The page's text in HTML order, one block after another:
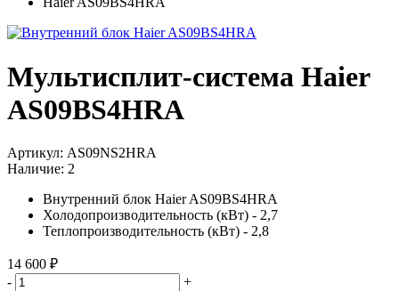
Мультисплит-система Haier
AS09BS4HRA
Артикул: AS09NS2HRA
Наличие: 2
Внутренний блок Haier AS09BS4HRA
Холодопроизводительность (кВт) - 2,7
Теплопроизводительность (кВт) - 2,8
14 600 ₽
-
+